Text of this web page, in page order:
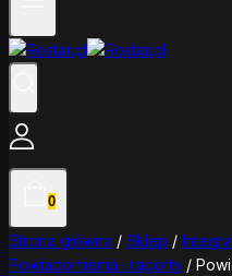
0
Strona główna / Sklep /
Powiadomienia i raporty /